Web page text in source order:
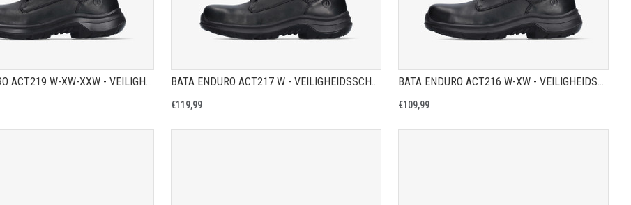
BATA ENDURO ACT219 W-XW-XXW - VEILIGHEIDSSCHOEN S3 BATA ENDURO ACT217 W - VEILIGHEIDSSCHOEN S2
€119,99
BATA ENDURO ACT216 W-XW - VEILIGHEIDSSCHOEN S3
€109,99
TOON PRODUCTPAGINA TOON PRODUCTPAGINA TOON PRODUCTPAGINA